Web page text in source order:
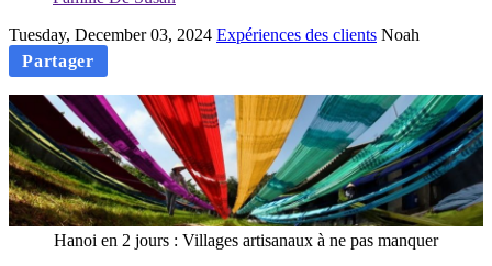
Tuesday, December 03, 2024 Expériences des clients Noah
Partager
Hanoi en 2 jours : Villages artisanaux à ne pas manquer